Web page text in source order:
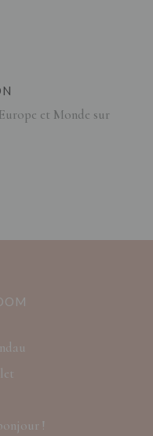
et Monde sur
!